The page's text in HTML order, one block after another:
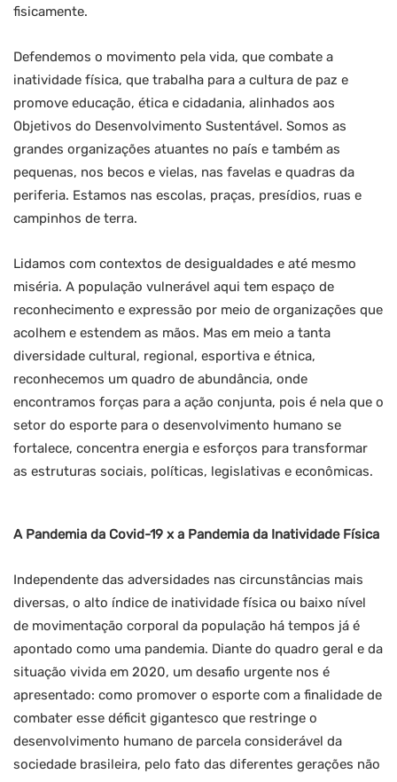
fisicamente.
Defendemos o movimento pela vida, que combate a
inatividade física, que trabalha para a cultura de paz e
promove educação, ética e cidadania, alinhados aos
Objetivos do Desenvolvimento Sustentável. Somos as
grandes organizações atuantes no país e também as
pequenas, nos becos e vielas, nas favelas e quadras da
periferia. Estamos nas escolas, praças, presídios, ruas e
campinhos de terra.
Lidamos com contextos de desigualdades e até mesmo
miséria. A população vulnerável aqui tem espaço de
reconhecimento e expressão por meio de organizações que
acolhem e estendem as mãos. Mas em meio a tanta
diversidade cultural, regional, esportiva e étnica,
reconhecemos um quadro de abundância, onde
encontramos forças para a ação conjunta, pois é nela que o
setor do esporte para o desenvolvimento humano se
fortalece, concentra energia e esforços para transformar
as estruturas sociais, políticas, legislativas e econômicas.
A Pandemia da Covid-19 x a Pandemia da Inatividade Física
Independente das adversidades nas circunstâncias mais
diversas, o alto índice de inatividade física ou baixo nível
de movimentação corporal da população há tempos já é
apontado como uma pandemia. Diante do quadro geral e da
situação vivida em 2020, um desafio urgente nos é
apresentado: como promover o esporte com a finalidade de
combater esse déficit gigantesco que restringe o
desenvolvimento humano de parcela considerável da
sociedade brasileira, pelo fato das diferentes gerações não